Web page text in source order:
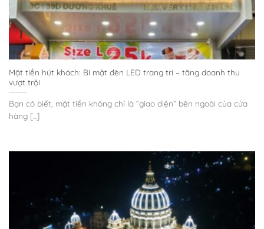
Mặt tiền hút khách: Bí mật đèn LED trang trí – tăng doanh thu
vượt trội
Bạn có biết, mặt tiền không chỉ là “giao diện” bên ngoài của cửa
hàng [...]